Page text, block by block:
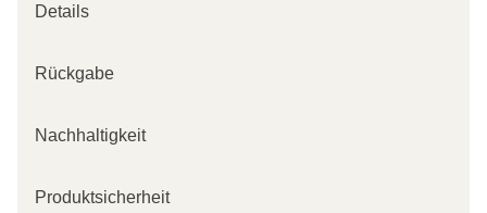
Details
Rückgabe
Nachhaltigkeit
Produktsicherheit